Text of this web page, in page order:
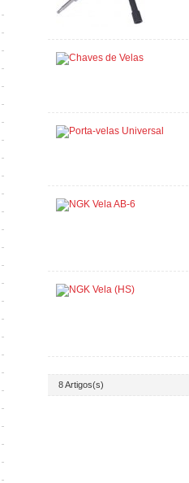
8 Artigos(s)